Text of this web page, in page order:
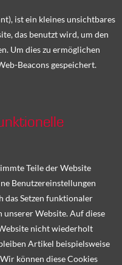
ist ein kleines unsichtbares
das benutzt wird, um den
Um dies zu ermöglichen
Beacons gespeichert.
Teile der Website
Benutzereinstellungen
Setzen funktionaler
Website. Auf diese
nicht wiederholt
Artikel beispielsweise
können diese Cookies